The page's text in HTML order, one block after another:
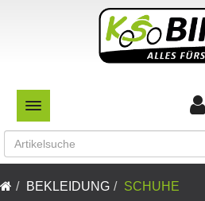
TOGGLE NAVIGATION
BEKLEIDUNG SCHUHE